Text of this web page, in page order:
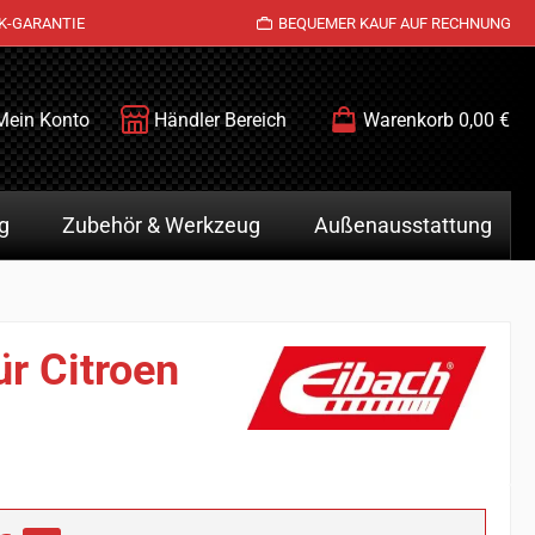
GARANTIE BEQUEMER KAUF AUF RECHNUNG
Konto Händler Bereich Warenkorb 0,00 €
Zubehör & Werkzeug Außenausstattung
Citroen